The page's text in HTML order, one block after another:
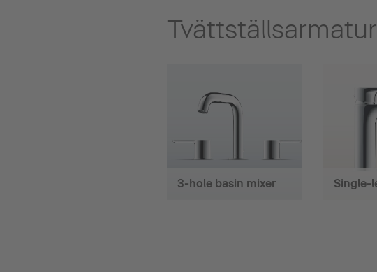
Tvättställsarmatur
3-hole basin mixer